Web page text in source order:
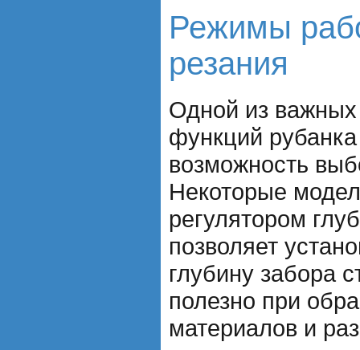
Режимы
резания
Одной из
функций
возможность
Некоторые
регулятором
позволяет
глубину забора
полезно при
материалов и